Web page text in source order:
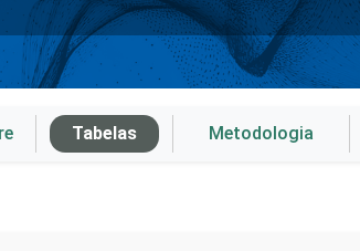
Tabelas Metodologia